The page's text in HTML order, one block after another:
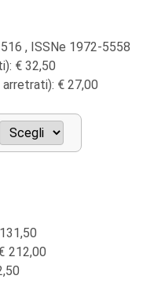
, ISSNe 1972-5558
€ 32,50
€ 27,00
131,50
212,00